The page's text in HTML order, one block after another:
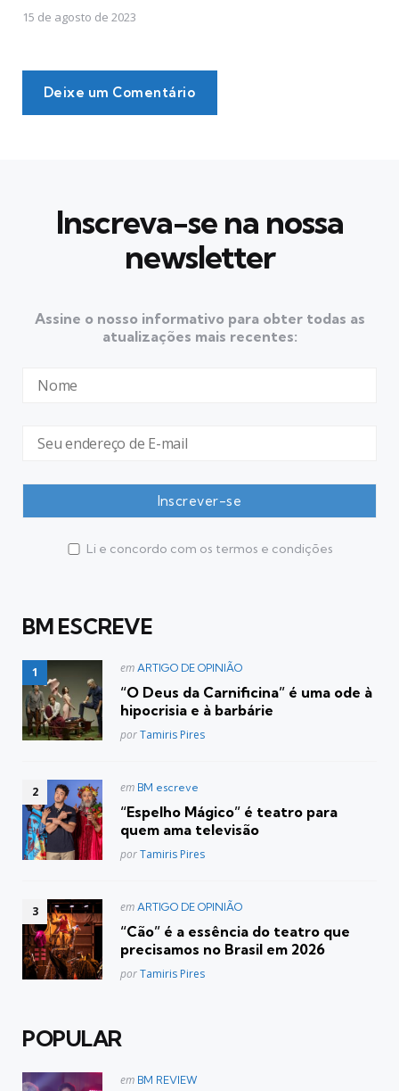
15 de agosto de 2023
Deixe um Comentário
Inscreva-se na nossa
newsletter
Assine o nosso informativo para obter todas as
atualizações mais recentes:
Li e concordo com os termos e condições
BM ESCREVE
Postado
em ARTIGO DE OPINIÃO
“O Deus da Carnificina” é uma ode à
hipocrisia e à barbárie
Posted
porTamiris Pires
Postado
em BM escreve
“Espelho Mágico” é teatro para
quem ama televisão
Posted
porTamiris Pires
Postado
em ARTIGO DE OPINIÃO
“Cão” é a essência do teatro que
precisamos no Brasil em 2026
Posted
porTamiris Pires
POPULAR
Postado
em BM REVIEW